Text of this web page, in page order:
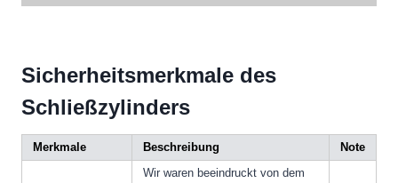
Sicherheitsmerkmale des
Schließzylinders
Merkmale Beschreibung Note
Wir waren beeindruckt von dem